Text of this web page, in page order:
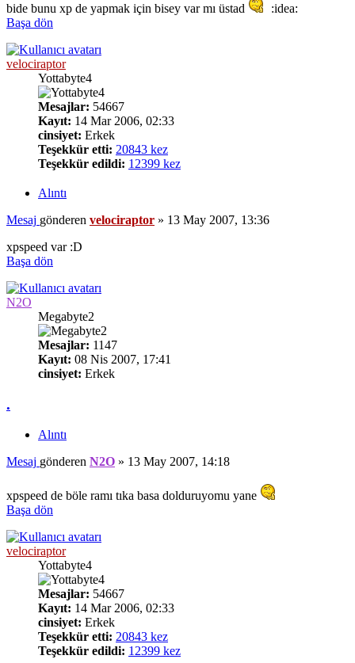
bide bunu xp de yapmak için bisey var mı üstad
:idea:
Başa dön
velociraptor
Yottabyte4
Mesajlar: 54667
Kayıt: 14 Mar 2006, 02:33
cinsiyet: Erkek
Teşekkür etti: 20843 kez
Teşekkür edildi: 12399 kez
Alıntı
Mesaj gönderen velociraptor » 13 May 2007, 13:36
xpspeed var :D
Başa dön
N2O
Megabyte2
Mesajlar: 1147
Kayıt: 08 Nis 2007, 17:41
cinsiyet: Erkek
.
Alıntı
Mesaj gönderen N2O » 13 May 2007, 14:18
xpspeed de böle ramı tıka basa dolduruyomu yane
Başa dön
velociraptor
Yottabyte4
Mesajlar: 54667
Kayıt: 14 Mar 2006, 02:33
cinsiyet: Erkek
Teşekkür etti: 20843 kez
Teşekkür edildi: 12399 kez